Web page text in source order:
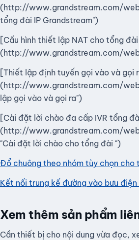
(http://www.grandstream.com/
tổng đài IP Grandstream")
[Cấu hình thiết lập NAT cho tổng
(http://www.grandstream.com/
[Thiết lập định tuyến gọi vào và gọi
(http://www.grandstream.com/
lập gọi vào và gọi ra")
[Cài đặt lời chào đa cấp IVR tổng
(http://www.grandstream.com/
"Cài đặt lời chào cho tổng đài ")
Đổ chuông theo nhóm tùy chọn cho
Kết nối trung kế đường vào bưu
Xem thêm sản phẩm
Cần thiết bị cho nội dung vừa đọc,